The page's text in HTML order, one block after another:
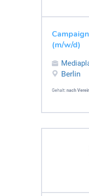
(m/w/d)
Berlin
Gehalt: nach